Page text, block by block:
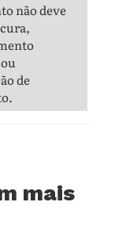
não deve
de
mais